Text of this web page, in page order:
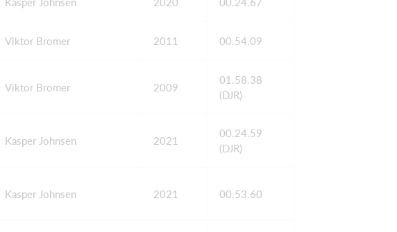
Viktor Bromer 2011 00.54.09
Viktor Bromer 2009
01.58.38
(DJR)
Kasper Johnsen 2021
00.24.59
(DJR)
Kasper Johnsen 2021 00.53.60